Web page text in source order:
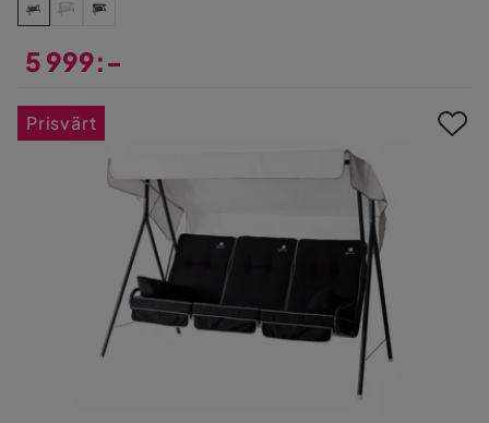
5 999:-
Prisvärt